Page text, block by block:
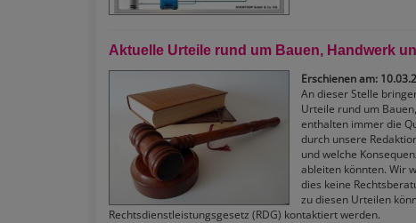
Aktuelle Urteile rund um Bauen, Handwerk
Erschienen am:
An dieser Stelle
Urteile rund um
enthalten immer die
durch unsere
und welche
ableiten könnten. Wir
dies keine
zu diesen Urteilen
Rechtsdienstleistungsgesetz (RDG) kontaktiert werden.